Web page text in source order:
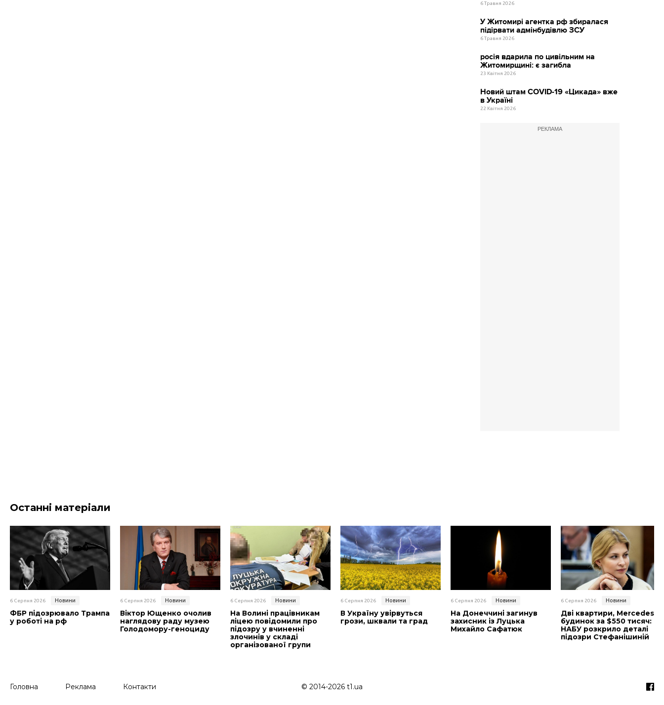
6 Травня 2026
У Житомирі агентка рф збиралася
підірвати адмінбудівлю ЗСУ
6 Травня 2026
росія вдарила по цивільним на
Житомирщині: є загибла
23 Квітня 2026
Новий штам COVID-19 «Цикада» вже
в Україні
22 Квітня 2026
РЕКЛАМА
Останні матеріали
6 Серпня 2026 Новини
ФБР підозрювало Трампа
у роботі на рф
6 Серпня 2026 Новини
Віктор Ющенко очолив
наглядову раду музею
Голодомору-геноциду
6 Серпня 2026 Новини
На Волині працівникам
ліцею повідомили про
підозру у вчиненні
злочинів у складі
організованої групи
6 Серпня 2026 Новини
В Україну увірвуться
грози, шквали та град
6 Серпня 2026 Новини
На Донеччині загинув
захисник із Луцька
Михайло Сафатюк
6 Серпня 2026 Новини
Дві квартири, Mercedes і
будинок за $550 тисяч:
НАБУ розкрило деталі
підозри Стефанішиній
Головна Реклама Контакти © 2014-2026 t1.ua